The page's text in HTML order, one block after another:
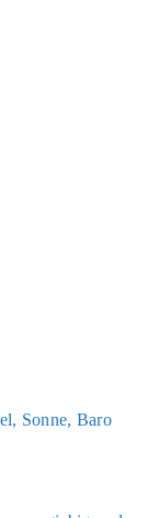
Son­ne, Baro